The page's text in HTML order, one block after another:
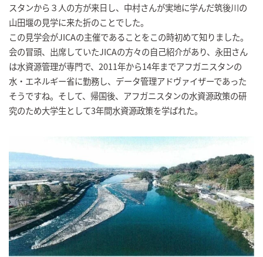
スタンから３人の方が来日し、中村さんが実地に学んだ筑後川の
山田堰の見学に来た折のことでした。
この見学会がJICAの主催であることをこの時初めて知りました。
会の冒頭、出席していたJICAの方々の自己紹介があり、永田さん
は水資源管理が専門で、2011年から14年までアフガニスタンの
水・エネルギー省に勤務し、データ管理アドヴァイザーであった
そうですね。そして、帰国後、アフガニスタンの水資源政策の研
究のため大学生として3年間水資源政策を学ばれた。